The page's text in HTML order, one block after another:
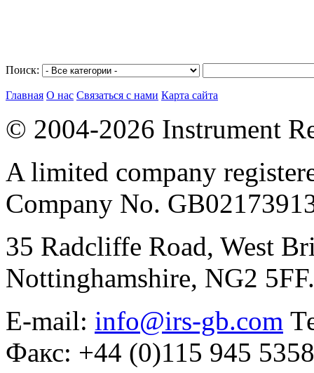
Поиск:
Главная О нас Связаться с нами Карта сайта
© 2004-2026 Instrument
A limited company
Company No.
35 Radcliffe Road, West
Nottinghamshire, NG2 5FF.
E-mail: info@irs-gb.com
Факс: +44 (0)115 945 5358